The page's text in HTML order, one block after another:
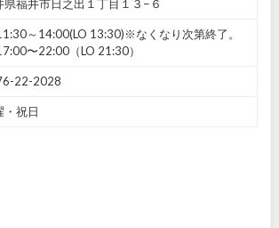
県福井市日之出１丁目１３−６
～14:00(LO 13:30)※なくなり次第終了。
〜22:00（LO 21:30）
22-2028
・祝日